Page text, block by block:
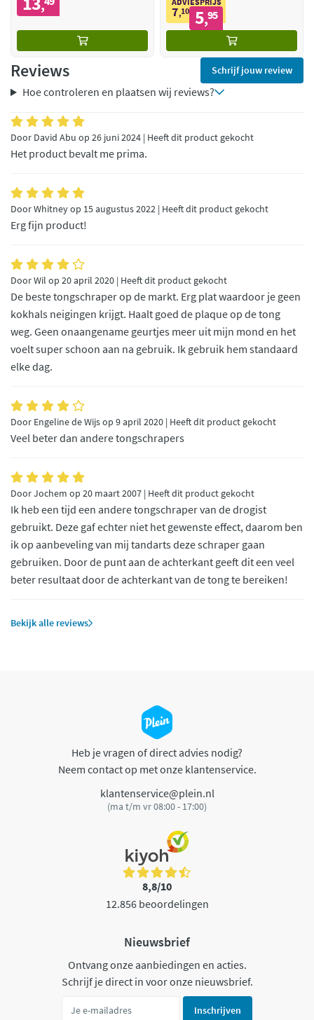
, 7,10 5,95
Reviews Schrijf jouw review
Hoe controleren en plaatsen wij reviews?
Door David Abu op 26 juni 2024 | Heeft dit product gekocht
Het product bevalt me prima.
Door Whitney op 15 augustus 2022 | Heeft dit product gekocht
Erg fijn product!
Door Wil op 20 april 2020 | Heeft dit product gekocht
De beste tongschraper op de markt. Erg plat waardoor je geen
kokhals neigingen krijgt. Haalt goed de plaque op de tong
weg. Geen onaangename geurtjes meer uit mijn mond en het
voelt super schoon aan na gebruik. Ik gebruik hem standaard
elke dag.
Door Engeline de Wijs op 9 april 2020 | Heeft dit product gekocht
Veel beter dan andere tongschrapers
Door Jochem op 20 maart 2007 | Heeft dit product gekocht
Ik heb een tijd een andere tongschraper van de drogist
gebruikt. Deze gaf echter niet het gewenste effect, daarom ben
ik op aanbeveling van mij tandarts deze schraper gaan
gebruiken. Door de punt aan de achterkant geeft dit een veel
beter resultaat door de achterkant van de tong te bereiken!
Bekijk alle reviews
Heb je vragen of direct advies nodig?
Neem contact op met onze klantenservice.
klantenservice@plein.nl
(ma t/m vr 08:00 - 17:00)
8,8/10
12.856 beoordelingen
Nieuwsbrief
Ontvang onze aanbiedingen en acties.
Schrijf je direct in voor onze nieuwsbrief.
Inschrijven